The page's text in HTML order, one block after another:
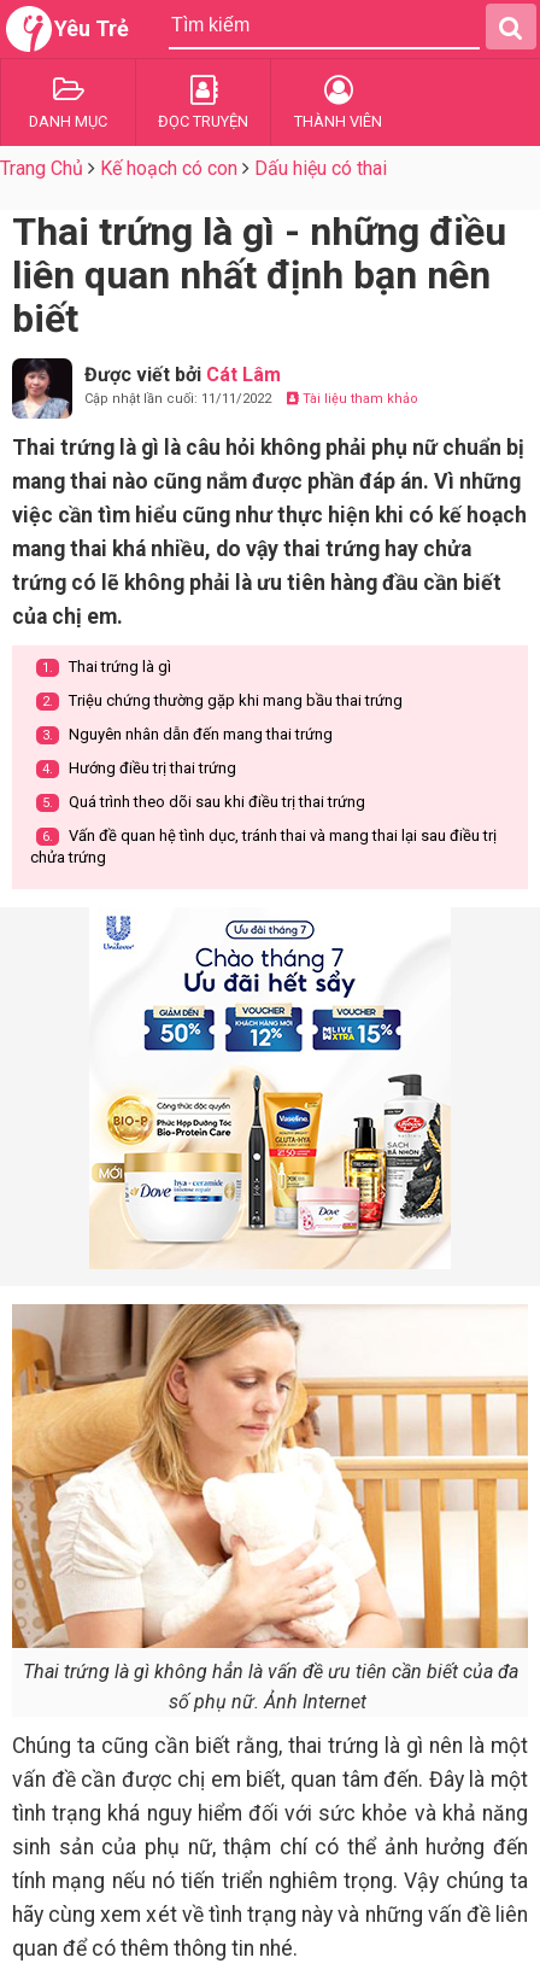
Yêu Trẻ
DANH MỤC ĐỌC TRUYỆN THÀNH VIÊN
Trang Chủ Kế hoạch có con Dấu hiệu có thai
Thai trứng là gì - những điều
liên quan nhất định bạn nên
biết
Được viết bởi Cát Lâm
Cập nhật lần cuối: 11/11/2022 Tài liệu tham khảo
Thai trứng là gì là câu hỏi không phải phụ nữ chuẩn bị
mang thai nào cũng nắm được phần đáp án. Vì những
việc cần tìm hiểu cũng như thực hiện khi có kế hoạch
mang thai khá nhiều, do vậy thai trứng hay chửa
trứng có lẽ không phải là ưu tiên hàng đầu cần biết
của chị em.
1. Thai trứng là gì
2. Triệu chứng thường gặp khi mang bầu thai trứng
3. Nguyên nhân dẫn đến mang thai trứng
4. Hướng điều trị thai trứng
5. Quá trình theo dõi sau khi điều trị thai trứng
6.
Vấn đề quan hệ tình dục, tránh thai và mang thai lại sau điều trị
chửa trứng
Thai trứng là gì không hẳn là vấn đề ưu tiên cần biết của đa
số phụ nữ. Ảnh Internet
Chúng ta cũng cần biết rằng, thai trứng là gì nên là một
vấn đề cần được chị em biết, quan tâm đến. Đây là một
tình trạng khá nguy hiểm đối với sức khỏe và khả năng
sinh sản của phụ nữ, thậm chí có thể ảnh hưởng đến
tính mạng nếu nó tiến triển nghiêm trọng. Vậy chúng ta
hãy cùng xem xét về tình trạng này và những vấn đề liên
quan để có thêm thông tin nhé.